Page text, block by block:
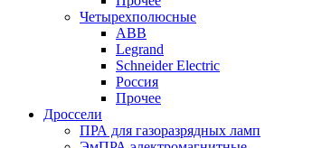
Четырехполюсные
ABB
Legrand
Schneider Electric
Россия
Прочее
Дроссели
ПРА для газоразрядных ламп